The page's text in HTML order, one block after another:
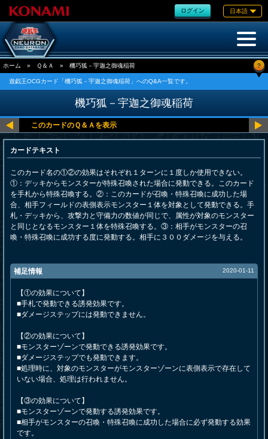
ログイン 日本語
ホーム » Ｑ＆Ａ » 機巧狐－宇迦之御魂稲荷 ?
遊戯王OCGカード「機巧狐－宇迦之御魂稲荷」へのQ&A一覧です。
機巧狐－宇迦之御魂稲荷
カードテキスト
このカード名の①②の効果はそれぞれ１ターンに１度しか使用できない。
①：デッキからモンスターが特殊召喚された場合に発動できる。このカード
を手札から特殊召喚する。②：このカードが召喚・特殊召喚に成功した場
合、相手フィールドの表側表示モンスター１体を対象として発動できる。手
札・デッキから、攻撃力と守備力の数値が同じで、属性が対象のモンスター
と同じとなるモンスター１体を特殊召喚する。③：相手がモンスターの召
喚・特殊召喚に成功する度に発動する。相手に３００ダメージを与える。
補足情報 2020-01-11
【①の効果について】
■手札で発動できる誘発効果です。
■ダメージステップには発動できません。
【②の効果について】
■モンスターゾーンで発動できる誘発効果です。
■ダメージステップでも発動できます。
■処理時に、対象のモンスターがモンスターゾーンに表側表示で存在して
いない場合、処理は行われません。
【③の効果について】
■モンスターゾーンで発動する誘発効果です。
■相手がモンスターの召喚・特殊召喚に成功した場合に必ず発動する効果
です。